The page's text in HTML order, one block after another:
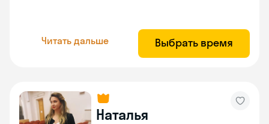
Читать дальше Выбрать время
Наталья